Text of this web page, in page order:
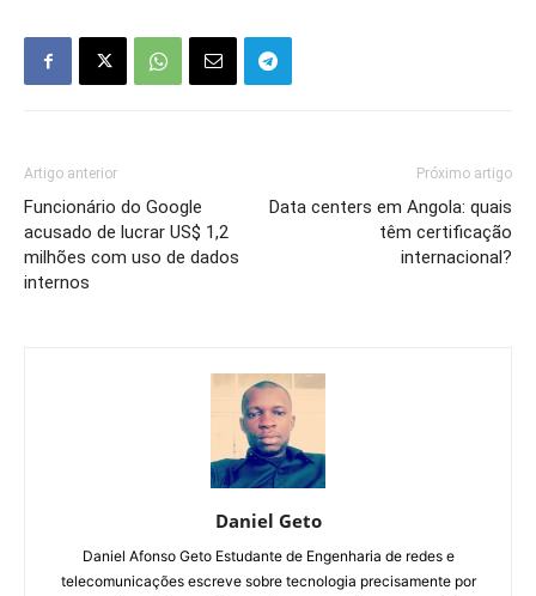
Artigo anterior
Funcionário do Google
acusado de lucrar US$ 1,2
milhões com uso de dados
internos
Próximo artigo
Data centers em Angola: quais
têm certificação
internacional?
Daniel Geto
Daniel Afonso Geto Estudante de Engenharia de redes e
telecomunicações escreve sobre tecnologia precisamente por